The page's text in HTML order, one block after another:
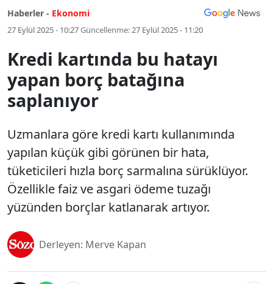
Haberler - Ekonomi
27 Eylül 2025 - 10:27Güncellenme:27 Eylül 2025 - 11:20
Kredi kartında bu hatayı
yapan borç batağına
saplanıyor
Uzmanlara göre kredi kartı kullanımında
yapılan küçük gibi görünen bir hata,
tüketicileri hızla borç sarmalına sürüklüyor.
Özellikle faiz ve asgari ödeme tuzağı
yüzünden borçlar katlanarak artıyor.
Derleyen: Merve Kapan